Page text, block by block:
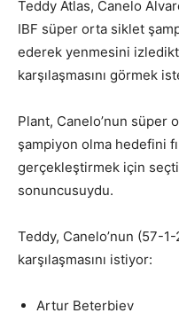
Teddy Atlas, Canelo
IBF süper orta siklet
ederek yenmesini
karşılaşmasını görmek
Plant, Canelo’nun süper
şampiyon olma hedefini
gerçekleştirmek için
sonuncusuydu.
Teddy, Canelo’nun (57-
karşılaşmasını istiyor:
Artur Beterbiev